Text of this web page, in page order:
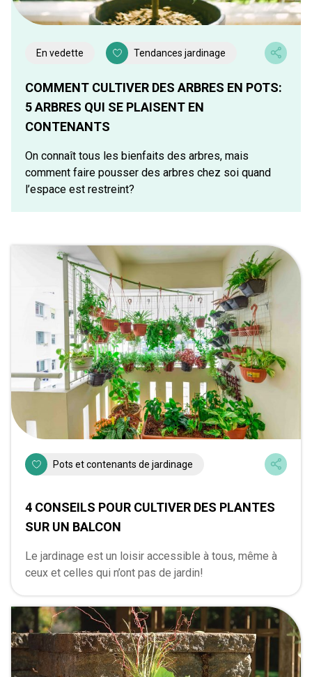
En vedette Tendances jardinage
COMMENT CULTIVER DES ARBRES EN POTS:
5 ARBRES QUI SE PLAISENT EN
CONTENANTS
On connaît tous les bienfaits des arbres, mais
comment faire pousser des arbres chez soi quand
l’espace est restreint?
Pots et contenants de jardinage
4 CONSEILS POUR CULTIVER DES PLANTES
SUR UN BALCON
Le jardinage est un loisir accessible à tous, même à
ceux et celles qui n’ont pas de jardin!